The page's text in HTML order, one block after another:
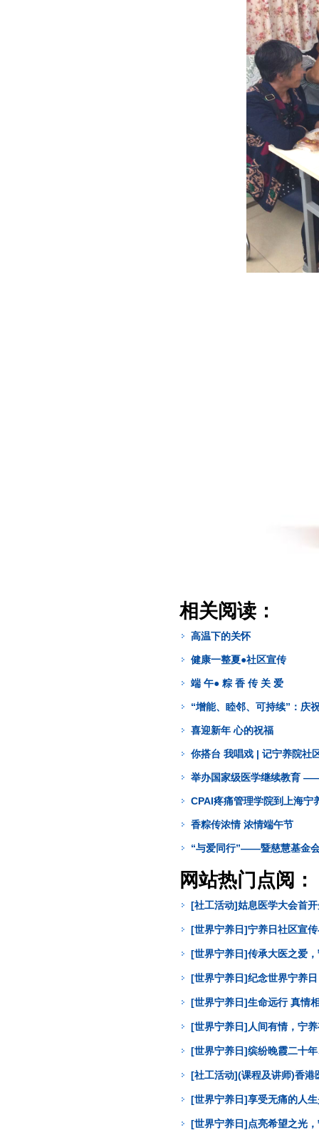
相关阅读：
高温下的关怀
健康一整夏●社区宣传
端 午● 粽 香 传 关 爱
“增能、睦邻、可持续”：庆
喜迎新年 心的祝福
你搭台 我唱戏 | 记宁养院社
举办国家级医学继续教育
CPAI疼痛管理学院到上海宁
香粽传浓情 浓情端午节
“与爱同行”——暨慈慧基金
网站热门点阅：
[社工活动]姑息医学大会首
[世界宁养日]宁养日社区宣
[世界宁养日]传承大医之爱
[世界宁养日]纪念世界宁养
[世界宁养日]生命远行 真情
[世界宁养日]人间有情，宁
[世界宁养日]缤纷晚霞二十
[社工活动](课程及讲师)香
[世界宁养日]享受无痛的人
[世界宁养日]点亮希望之光